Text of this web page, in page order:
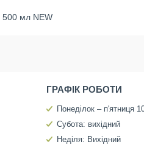
500 мл NEW
ГРАФІК РОБОТИ
Понеділок – п'ятниця
Субота: вихідний
Неділя: Вихідний